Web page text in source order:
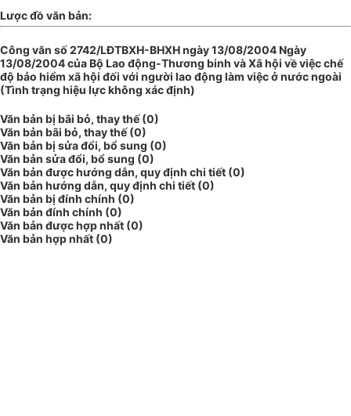
Lược đồ văn bản:
Công văn số 2742/LĐTBXH-BHXH ngày 13/08/2004 Ngày
13/08/2004 của Bộ Lao động-Thương binh và Xã hội về việc chế
độ bảo hiểm xã hội đối với người lao động làm việc ở nước ngoài
(Tình trạng hiệu lực không xác định)
Văn bản bị bãi bỏ, thay thế (0)
Văn bản bãi bỏ, thay thế (0)
Văn bản bị sửa đổi, bổ sung (0)
Văn bản sửa đổi, bổ sung (0)
Văn bản được hướng dẫn, quy định chi tiết (0)
Văn bản hướng dẫn, quy định chi tiết (0)
Văn bản bị đính chính (0)
Văn bản đính chính (0)
Văn bản được hợp nhất (0)
Văn bản hợp nhất (0)